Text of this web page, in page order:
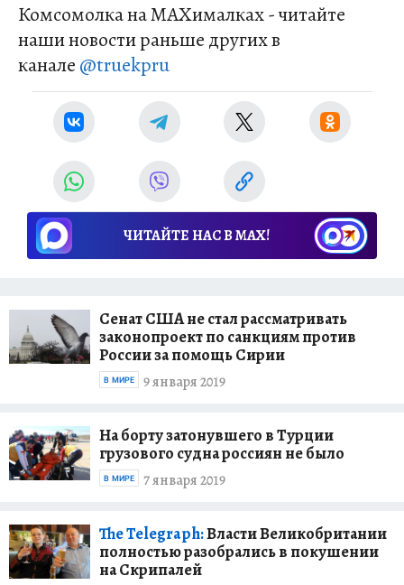
Комсомолка на MAXималках - читайте
наши новости раньше других в
канале @truekpru
ЧИТАЙТЕ НАС В МАХ!
Сенат США не стал рассматривать
законопроект по санкциям против
России за помощь Сирии
9 января 2019
В МИРЕ
На борту затонувшего в Турции
грузового судна россиян не было
7 января 2019
В МИРЕ
The Telegraph:Власти Великобритании
полностью разобрались в покушении
на Скрипалей